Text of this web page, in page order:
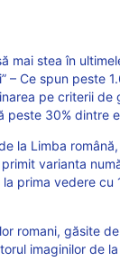
mai stea în
– Ce spun peste
pe criterii de
peste 30% dintre
la Limba
varianta
prima vedere cu
romani, găsite
imaginilor de